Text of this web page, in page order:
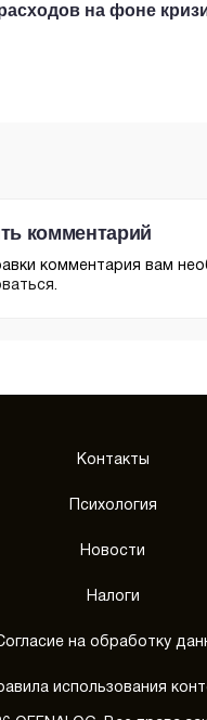
на фоне
комментарий
комментария вам
.
Контакты
Психология
Новости
Налоги
на обработку
использования